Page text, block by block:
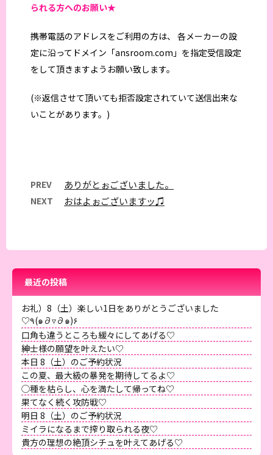
られる方へのお願い★
携帯電話のアドレスをご利用の方は、 各メーカーの設
定に沿ってドメイン「ansroom.com」を指定受信設定
をして頂きますようお願い致します。
(※返信させて頂いても拒否設定されていて送信出来な
いことがあります。)
PREV ありがとぉございました。
NEXT おはよぉございますッ♫
最近の投稿
お礼）8（土）楽しい1日をありがとうございました
♡٩(๑∂▿∂๑)۶
口角も違うところも緩々にしてあげる♡
紳士様の願望を叶えたい♡
本日 8（土）のご予約状況
この夏、最大級の暴発を期待してるよ♡
◯種を枯らし、心を満たして帰ってね♡
果てなく続く攻防戦♡
明日 8（土）のご予約状況
ミイラになるまで搾り取られる夜♡
貴方の理想の絶頂シチュを叶えてあげる♡